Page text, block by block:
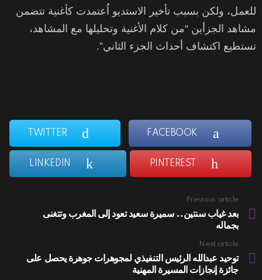
للعمل، ولكن بسبب تأخير الاستديو اُعتمدت كأغنية تتضمن
مشاهد الجزأين “من كلام الأغنية وتحليلها مع المشاهد،
تستطيع اكتشاف أحداث الجزء الثاني”.
FACEBOOK
TWITTER
PINTEREST
LINKEDIN
more
Previous article
بعد غياب سنتين.. سميرة سعيد تعود إلى المغرب وتتغنى
بجماله
Next article
توحيد عبدالله الرئيس التنفيذي لمجوهرات جوهرة يحصل على
جائزة إنجازات المسيرة المهنية